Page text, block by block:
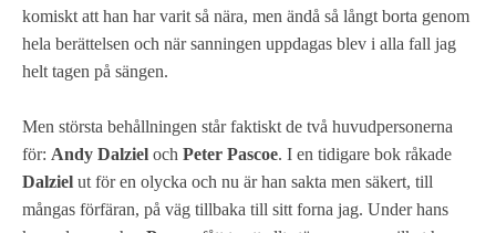
komiskt att han har varit så nära, men ändå så långt borta genom
hela berättelsen och när sanningen uppdagas blev i alla fall jag
helt tagen på sängen.
Men största behållningen står faktiskt de två huvudpersonerna
för: Andy Dalziel och Peter Pascoe. I en tidigare bok råkade
Dalziel ut för en olycka och nu är han sakta men säkert, till
mångas förfäran, på väg tillbaka till sitt forna jag. Under hans